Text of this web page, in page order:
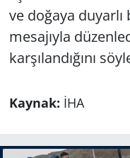
ve doğaya
mesajıyla
karşılandığını
Kaynak: İHA